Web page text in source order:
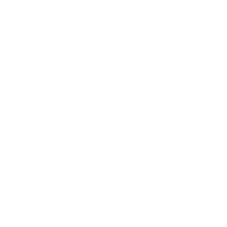
imperio sin nadie que lo herede.
Sacra, lo había levantado desde cero, y no tener